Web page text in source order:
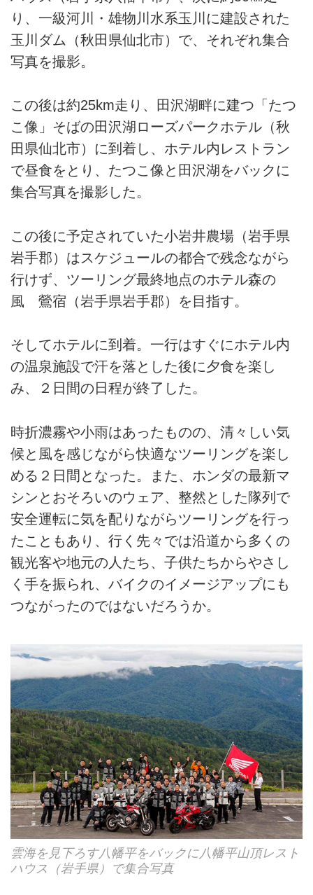
り、一級河川・雄物川水系玉川に建設された
玉川ダム（秋田県仙北市）で、それぞれ集合
写真を撮影。
この後は約25km走り、田沢湖畔に建つ「たつ
こ像」そばの田沢湖ローズパークホテル（秋
田県仙北市）に到着し、ホテル内レストラン
で昼食をとり、たつこ像と田沢湖をバックに
集合写真を撮影した。
この後に予定されていた小岩井農場（岩手県
岩手郡）はスケジュールの都合で残念ながら
行けず、ツーリング最終地点のホテル森の
風 鶯宿（岩手県岩手郡）を目指す。
そしてホテルに到着。一行はすぐにホテル内
の温泉施設で汗を落とした後に夕食を楽し
み、２日間の日程が終了した。
時折濃霧や小雨はあったものの、清々しい気
候と風を感じながら快適なツーリングを楽し
める２日間となった。また、ホンダの最新マ
シンとおそろいのウェア、整然とした隊列で
安全運転に気を配りながらツーリングを行っ
たこともあり、行く先々では沿道から多くの
観光客や地元の人たち、子供たちからやさし
く手を振られ、バイクのイメージアップにも
つながったのではないだろうか。
雲海を見下ろす八幡平をバックに八幡平山頂レスト
ハウス（岩手県）で集合写真